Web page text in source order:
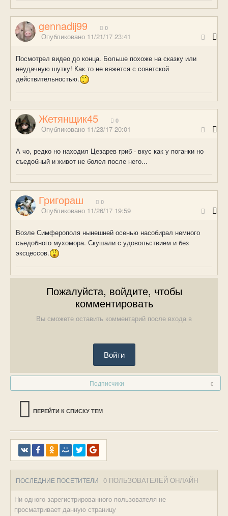
gennadij99 0
Опубликовано 11/21/17 23:41
Посмотрел видео до конца. Больше похоже на сказку или
неудачную шутку! Как то не вяжется с советской
действительностью.
Жетянщик45 0
Опубликовано 11/23/17 20:01
А чо, редко но находил Цезарев гриб - вкус как у поганки но
съедобный и живот не болел после него...
Григораш 0
Опубликовано 11/26/17 19:59
Возле Симферополя нынешней осенью насобирал немного
съедобного мухомора. Скушали с удовольствием и без
эксцессов.
Пожалуйста, войдите, чтобы
комментировать
Вы сможете оставить комментарий после входа в
Войти
Подписчики 0
ПЕРЕЙТИ К СПИСКУ ТЕМ
ПОСЛЕДНИЕ ПОСЕТИТЕЛИ 0 ПОЛЬЗОВАТЕЛЕЙ ОНЛАЙН
Ни одного зарегистрированного пользователя не
просматривает данную страницу